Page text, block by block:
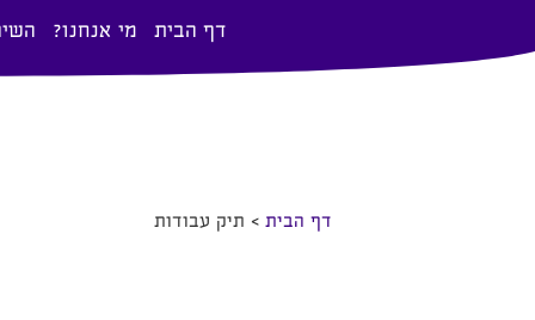
דף הבית מי אנחנו?
דף הבית > תיק עבודות